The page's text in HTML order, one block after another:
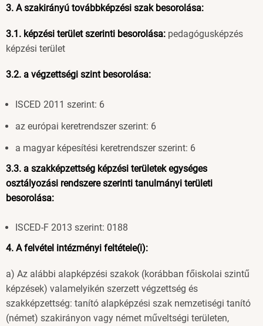
3. A szakirányú továbbképzési szak besorolása:
3.1. képzési terület szerinti besorolása: pedagógusképzés
képzési terület
3.2. a végzettségi szint besorolása:
ISCED 2011 szerint: 6
az európai keretrendszer szerint: 6
a magyar képesítési keretrendszer szerint: 6
3.3. a szakképzettség képzési területek egységes
osztályozási rendszere szerinti tanulmányi területi
besorolása:
ISCED-F 2013 szerint: 0188
4. A felvétel intézményi feltétele(i):
a) Az alábbi alapképzési szakok (korábban főiskolai szintű
képzések) valamelyikén szerzett végzettség és
szakképzettség: tanító alapképzési szak nemzetiségi tanító
(német) szakirányon vagy német műveltségi területen,